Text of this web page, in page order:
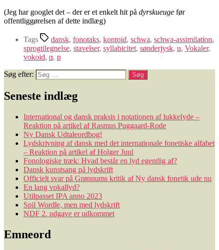
(Jeg har googlet det – der er et enkelt hit på dyrskueuge før
offentliggørelsen af dette indlæg)
Tags dansk, fonotaks, kontoid, schwa, schwa-assimilation,
sprogtilegnelse, stavelser, syllabicitet, sønderjysk, u, Vokaler,
vokoid, ɑ, ɒ
Søg efter:
Seneste indlæg
International og dansk praksis i notationen af lukkelyde –
Reaktion på artikel af Rasmus Puggaard-Rode
Ny Dansk Udtaleordbog!
Lydskrivning af dansk med det internationale fonetiske alfabet
– Reaktion på artikel af Holger Juul
Fonologiske træk: Hvad består en lyd egentlig af?
Dansk kunstsang på lydskrift
Officielt svar på Grønnums kritik af Ny dansk fonetik ude nu
En lang vokallyd?
Utilpasset IPA anno 2023
Spil Wordle, men med lydskrift
NDF 2. udgave er udkommet
Emneord